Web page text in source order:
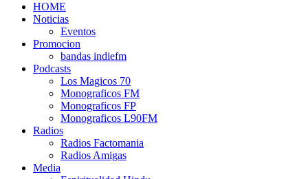
HOME
Noticias
Eventos
Promocion
bandas indiefm
Podcasts
Los Magicos 70
Monograficos FM
Monograficos FP
Monograficos L90FM
Radios
Radios Factomania
Radios Amigas
Media